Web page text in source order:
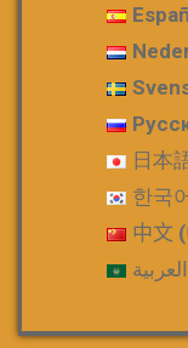
日本
한국
中文
العربية